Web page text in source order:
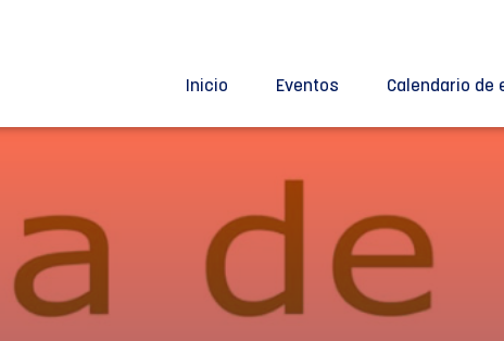
Inicio Eventos Calendario de